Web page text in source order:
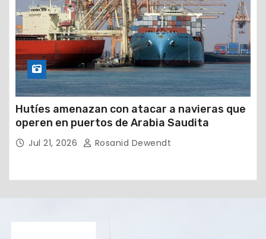
Hutíes amenazan con atacar a navieras que
operen en puertos de Arabia Saudita
Jul 21, 2026 Rosanid Dewendt